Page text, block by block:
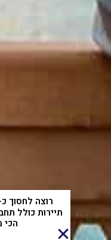
תיירות כולל
הכי